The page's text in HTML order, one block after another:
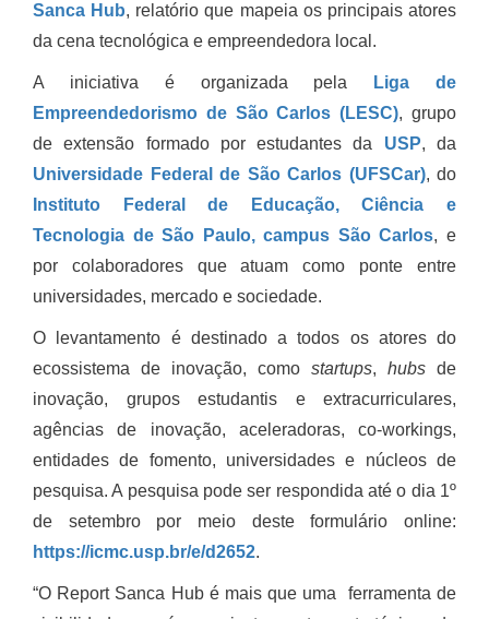
Sanca Hub, relatório que mapeia os principais atores
da cena tecnológica e empreendedora local.
A iniciativa é organizada pela
Liga de
Empreendedorismo de São Carlos (LESC), grupo
de extensão formado por estudantes da USP, da
Universidade Federal de São Carlos (UFSCar), do
Instituto Federal de Educação, Ciência e
Tecnologia de São Paulo, campus São Carlos, e
por colaboradores que atuam como ponte entre
universidades, mercado e sociedade.
O levantamento é destinado a todos os atores do
ecossistema de inovação, como startups, hubs de
inovação, grupos estudantis e extracurriculares,
agências de inovação, aceleradoras, co-workings,
entidades de fomento, universidades e núcleos de
pesquisa. A pesquisa pode ser respondida até o dia 1º
de setembro por meio deste formulário online:
https://icmc.usp.br/e/d2652.
“O Report Sanca Hub é mais que uma ferramenta de